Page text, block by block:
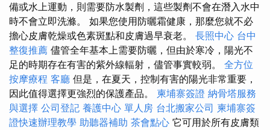
備或水上運動，則需要防水製劑，這些製劑不會在潛入水中
時不會立即洗滌。 如果您使用防曬霜健康，那麼您就不必
擔心皮膚乾燥或色素斑點和皮膚過早衰老。 長照中心 台中
整復推薦 儘管全年基本上需要防曬，但由於寒冷，陽光不
足的時期存在有害的紫外線輻射，儘管事實較弱。 全方位
按摩療程 客廳 但是，在夏天，控制有害的陽光非常重要，
因此值得選擇更強烈的保護產品。 柬埔寨簽證 納骨塔服務
與選擇 公司登記 養護中心 單人房 台北搬家公司 柬埔寨簽
證快速辦理教學 助聽器補助 茶會點心 它可用於所有皮膚類